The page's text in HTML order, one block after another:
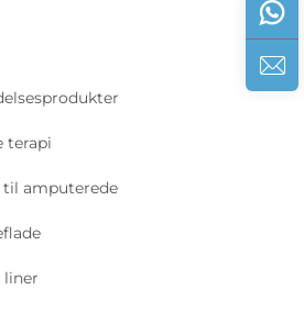
terapi
amputerede